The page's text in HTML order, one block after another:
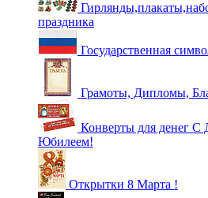
праздника
Государственная
Грамоты, Дипломы,
Конверты для денег С
Юбилеем!
Открытки 8 Марта !